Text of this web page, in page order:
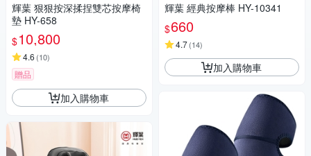
輝葉 狠狠按深揉捏雙芯按摩椅
墊 HY-658
$10,800
4.6 (10)
贈品
加入購物車
輝葉 經典按摩棒 HY-10341
$660
4.7(14)
加入購物車